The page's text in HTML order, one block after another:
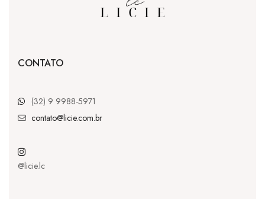
CONTATO
(32) 9 9988-5971
contato@licie.com.br
@licie.lc